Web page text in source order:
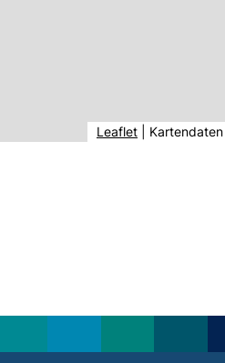
Leaflet(externer